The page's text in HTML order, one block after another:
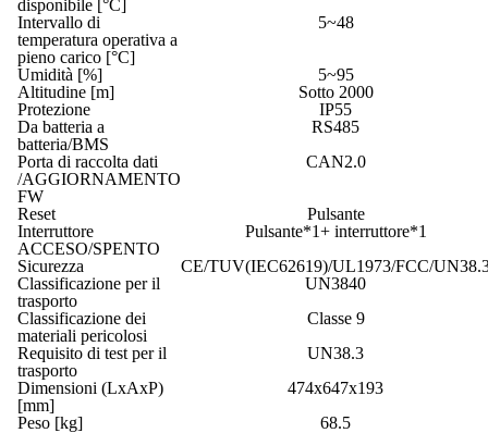
disponibile [°C]
Intervallo di
temperatura operativa a
pieno carico [°C]
5~48
Umidità [%]
5~95
Altitudine [m]
Sotto 2000
Protezione
IP55
Da batteria a
batteria/BMS
RS485
Porta di raccolta dati
/AGGIORNAMENTO
FW
CAN2.0
Reset
Pulsante
Interruttore
ACCESO/SPENTO
Pulsante*1+ interruttore*1
Sicurezza
CE/TUV(IEC62619)/UL1973/FCC/
Classificazione per il
trasporto
UN3840
Classificazione dei
materiali pericolosi
Classe 9
Requisito di test per il
trasporto
UN38.3
Dimensioni (LxAxP)
[mm]
474x647x193
Peso [kg]
68.5